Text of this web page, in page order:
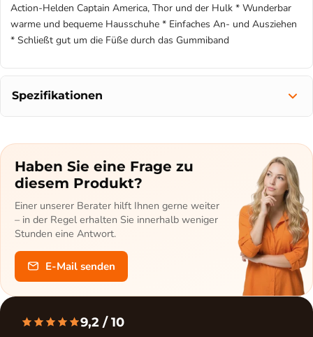
Action-Helden Captain America, Thor und der Hulk * Wunderbar
warme und bequeme Hausschuhe * Einfaches An- und Ausziehen
* Schließt gut um die Füße durch das Gummiband
Spezifikationen
Haben Sie eine Frage zu
diesem Produkt?
Einer unserer Berater hilft Ihnen gerne weiter
– in der Regel erhalten Sie innerhalb weniger
Stunden eine Antwort.
E-Mail senden
9,2 / 10